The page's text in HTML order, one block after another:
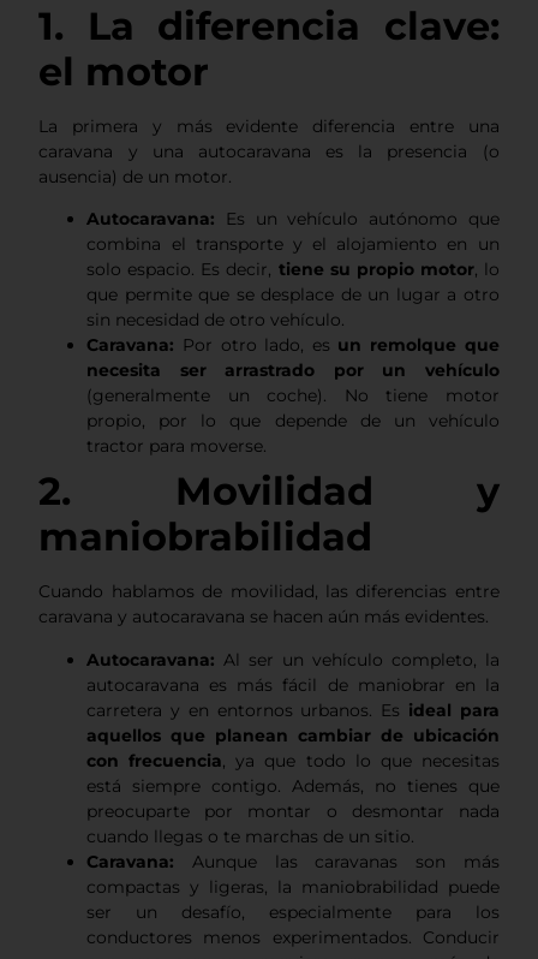
1. La diferencia clave:
el motor
La primera y más evidente diferencia entre una
caravana y una autocaravana es la presencia (o
ausencia) de un motor.
Autocaravana:
Es un vehículo autónomo que
combina el transporte y el alojamiento en un
solo espacio. Es decir, tiene su propio motor, lo
que permite que se desplace de un lugar a otro
sin necesidad de otro vehículo.
Caravana: Por otro lado, es un remolque que
necesita ser arrastrado por un vehículo
(generalmente un coche). No tiene motor
propio, por lo que depende de un vehículo
tractor para moverse.
2. Movilidad y
maniobrabilidad
Cuando hablamos de movilidad, las diferencias entre
caravana y autocaravana se hacen aún más evidentes.
Autocaravana: Al ser un vehículo completo, la
autocaravana es más fácil de maniobrar en la
carretera y en entornos urbanos. Es ideal para
aquellos que planean cambiar de ubicación
con frecuencia, ya que todo lo que necesitas
está siempre contigo. Además, no tienes que
preocuparte por montar o desmontar nada
cuando llegas o te marchas de un sitio.
Caravana:Aunque las caravanas son más
compactas y ligeras, la maniobrabilidad puede
ser un desafío, especialmente para los
conductores menos experimentados. Conducir